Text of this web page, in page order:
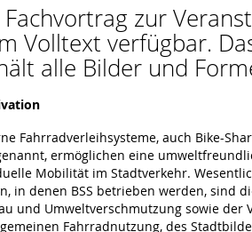
Fachvortrag zur
Volltext verfügbar.
alle Bilder und
Fahrradverleihsysteme, auch Bike-
ermöglichen eine
Mobilität im Stadtverkehr.
in denen BSS betrieben werden, sind
und Umweltverschmutzung sowie der
Fahrradnutzung, des